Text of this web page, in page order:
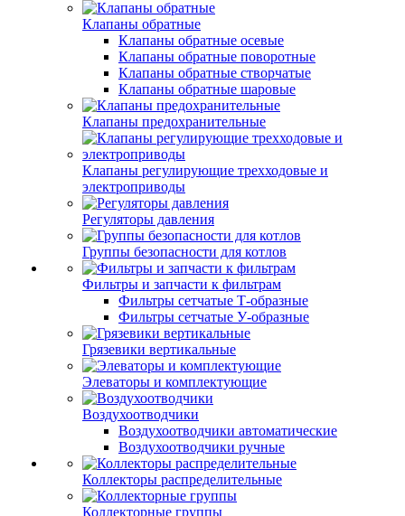
Клапаны обратные
Клапаны обратные осевые
Клапаны обратные поворотные
Клапаны обратные створчатые
Клапаны обратные шаровые
Клапаны предохранительные
Клапаны регулирующие трехходовые и
электроприводы
Регуляторы давления
Группы безопасности для котлов
Фильтры и запчасти к фильтрам
Фильтры сетчатые Т-образные
Фильтры сетчатые У-образные
Грязевики вертикальные
Элеваторы и комплектующие
Воздухоотводчики
Воздухоотводчики автоматические
Воздухоотводчики ручные
Коллекторы распределительные
Коллекторные группы